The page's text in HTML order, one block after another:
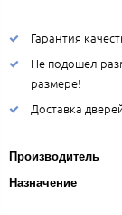
Гарантия
Не подошел
размере!
Доставка
Производитель
Назначение